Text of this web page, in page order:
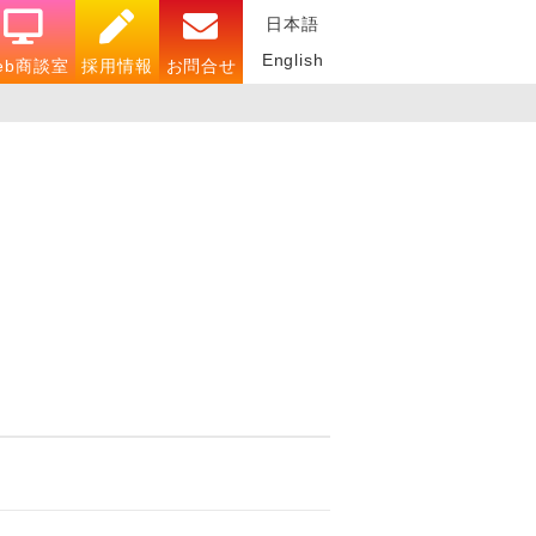
商談室
採用情報 お問合せ
日本語
English